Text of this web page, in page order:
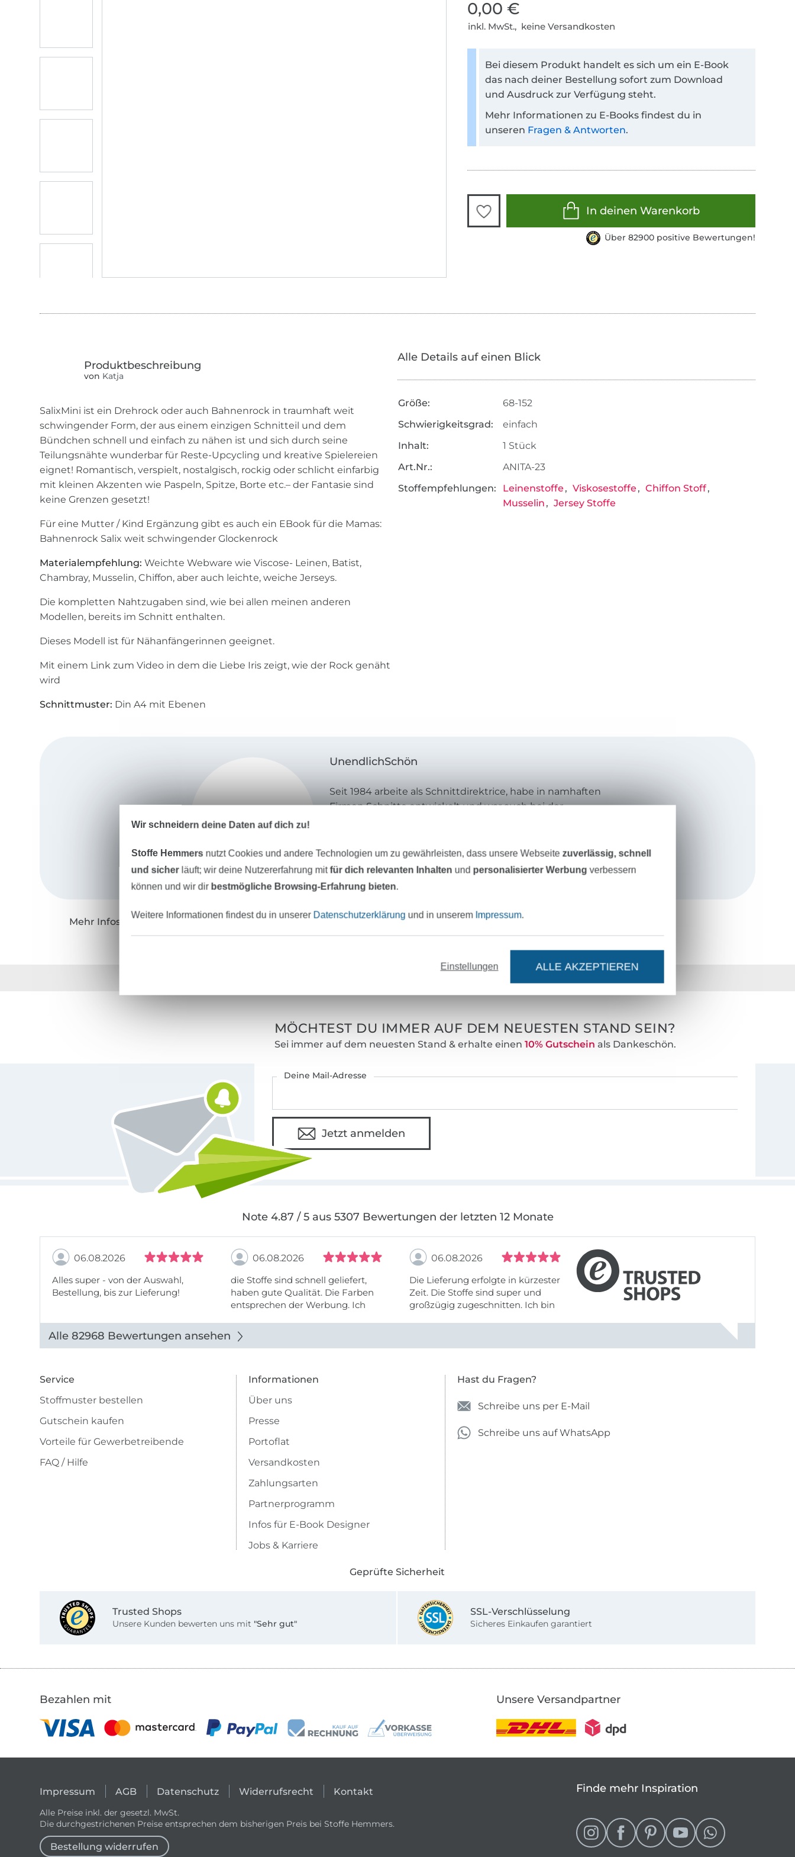
0,00 €
inkl. MwSt., keine Versandkosten
Bei diesem Produkt handelt es sich um ein E-Book
das nach deiner Bestellung sofort zum Download
und Ausdruck zur Verfügung steht.
Mehr Informationen zu E-Books findest du in
unseren Fragen & Antworten.
In deinen Warenkorb
Über 82900 positive Bewertungen!
von Katja
SalixMini ist ein Drehrock oder auch Bahnenrock in traumhaft weit
schwingender Form, der aus einem einzigen Schnitteil und dem
Bündchen schnell und einfach zu nähen ist und sich durch seine
Teilungsnähte wunderbar für Reste-Upcycling und kreative Spielereien
eignet! Romantisch, verspielt, nostalgisch, rockig oder schlicht einfarbig
mit kleinen Akzenten wie Paspeln, Spitze, Borte etc.– der Fantasie sind
keine Grenzen gesetzt!
Für eine Mutter / Kind Ergänzung gibt es auch ein EBook für die Mamas:
Bahnenrock Salix weit schwingender Glockenrock
Materialempfehlung:Weichte Webware wie Viscose- Leinen, Batist,
Chambray, Musselin, Chiffon, aber auch leichte, weiche Jerseys.
Die kompletten Nahtzugaben sind, wie bei allen meinen anderen
Modellen, bereits im Schnitt enthalten.
Dieses Modell ist für Nähanfängerinnen geeignet.
Mit einem Link zum Video in dem die Liebe Iris zeigt, wie der Rock genäht
wird
Schnittmuster: Din A4 mit Ebenen
Alle Details auf einen Blick
Größe:
68-152
Schwierigkeitsgrad:
einfach
Inhalt:
1 Stück
Art.Nr.:
ANITA-23
Stoffempfehlungen:
Leinenstoffe Viskosestoffe
Chiffon Stoff
Musselin
Jersey Stoffe
UnendlichSchön
Seit 1984 arbeite als Schnittdirektrice, habe in namhaften
Firmen Schnitte entwickelt und war auch bei der
überarbeitet und begleitet. Jetzt erstelle ich meine
eigenen Schnittmuster unter dem Label
"UnendlichSchön"
Schnittmuster und E-Books, die Ihren Wünschen und
Vorstellungen entsprechend angefertigt werden können.
Mehr Infos zu "UnendlichSchön"
MÖCHTEST DU IMMER AUF DEM NEUESTEN STAND SEIN?
Sei immer auf dem neuesten Stand & erhalte einen 10% Gutschein als Dankeschön.
Deine Mail-Adresse
Jetzt anmelden
Note 4.87 / 5 aus 5307 Bewertungen der letzten 12 Monate
06.08.2026
Alles super - von der Auswahl,
Bestellung, bis zur Lieferung!
06.08.2026
die Stoffe sind schnell geliefert,
haben gute Qualität. Die Farben
entsprechen der Werbung. Ich
auch die Firma empfehlen.
06.08.2026
Die Lieferung erfolgte in kürzester
Zeit. Die Stoffe sind super und
großzügig zugeschnitten. Ich bin
Alle 82968 Bewertungen ansehen
Service
Stoffmuster bestellen
Gutschein kaufen
Vorteile für Gewerbetreibende
FAQ / Hilfe
Informationen
Über uns
Presse
Portoflat
Versandkosten
Zahlungsarten
Partnerprogramm
Infos für E-Book Designer
Jobs & Karriere
Hast du Fragen?
Schreibe uns per E-Mail
Schreibe uns auf WhatsApp
Geprüfte Sicherheit
Trusted Shops
Unsere Kunden bewerten uns mit "Sehr gut"
SSL-Verschlüsselung
Sicheres Einkaufen garantiert
Bezahlen mit Unsere Versandpartner
Impressum AGB Datenschutz Widerrufsrecht Kontakt
Alle Preise inkl. der gesetzl. MwSt.
Die durchgestrichenen Preise entsprechen dem bisherigen Preis bei Stoffe Hemmers.
Bestellung widerrufen
Finde mehr Inspiration
Wir schneidern deine Daten auf dich zu!
Stoffe Hemmers nutzt Cookies und andere Technologien um zu gewährleisten, dass unsere Webseitezuverlässig, schnell
und sicherläuft; wir deine Nutzererfahrung mitfür dich relevanten Inhalten und personalisierter Werbung verbessern
können und wir dir bestmögliche Browsing-Erfahrung bieten.
Weitere Informationen findest du in unserer Datenschutzerklärung und in unserem Impressum.
Einstellungen ALLE AKZEPTIEREN